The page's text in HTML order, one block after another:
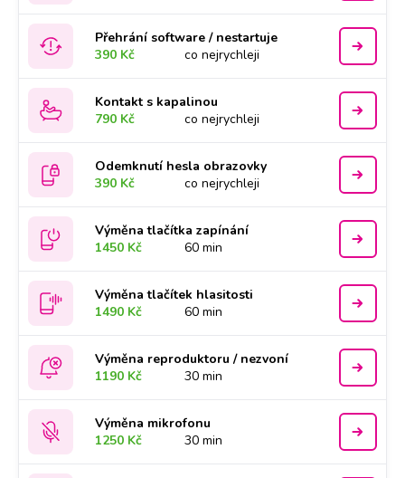
Přehrání software / nestartuje
390 Kč
co nejrychleji
Kontakt s kapalinou
790 Kč
co nejrychleji
Odemknutí hesla obrazovky
390 Kč
co nejrychleji
Výměna tlačítka zapínání
1450 Kč
60 min
Výměna tlačítek hlasitosti
1490 Kč
60 min
Výměna reproduktoru / nezvoní
1190 Kč
30 min
Výměna mikrofonu
1250 Kč
30 min